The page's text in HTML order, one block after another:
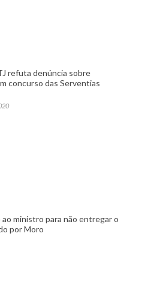
refuta denúncia sobre
concurso das Serventias
ministro para não entregar o
por Moro